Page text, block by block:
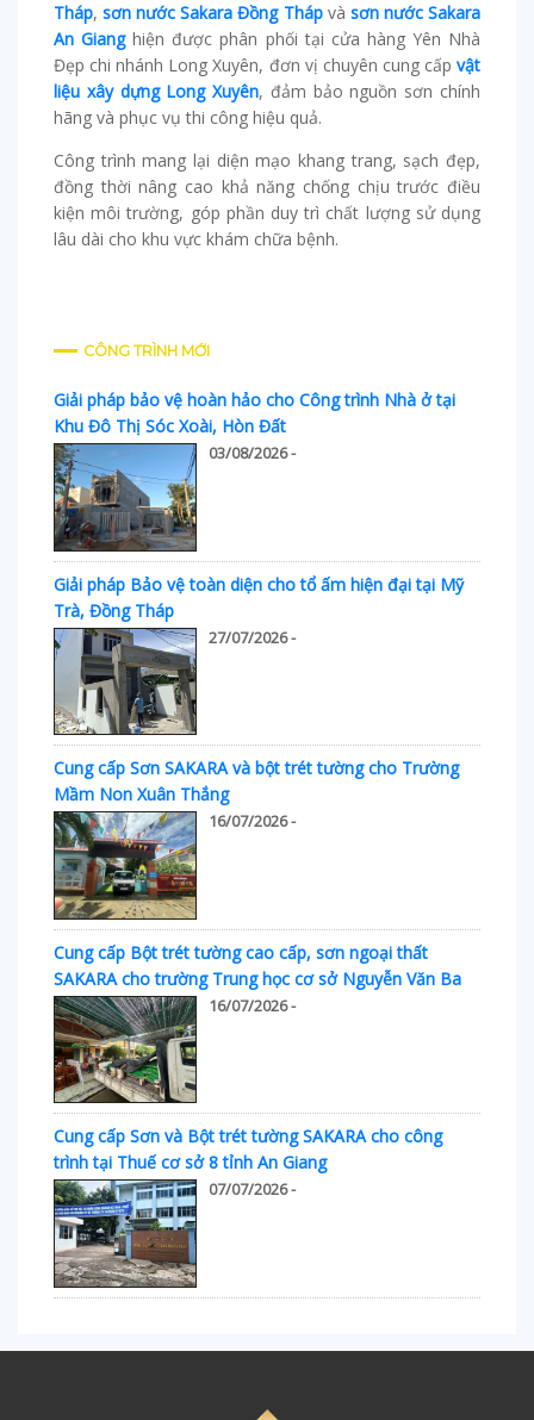
Tháp,sơn nước Sakara Đồng Thápvà sơn nước Sakara
An Gianghiện được phân phối tại cửa hàng Yên Nhà
Đẹp chi nhánh Long Xuyên, đơn vị chuyên cung cấp vật
liệu xây dựng Long Xuyên, đảm bảo nguồn sơn chính
hãng và phục vụ thi công hiệu quả.
Công trình mang lại diện mạo khang trang, sạch đẹp,
đồng thời nâng cao khả năng chống chịu trước điều
kiện môi trường, góp phần duy trì chất lượng sử dụng
lâu dài cho khu vực khám chữa bệnh.
CÔNG TRÌNH MỚI
Giải pháp bảo vệ hoàn hảo cho Công trình Nhà ở tại
Khu Đô Thị Sóc Xoài, Hòn Đất
03/08/2026 -
Giải pháp Bảo vệ toàn diện cho tổ ấm hiện đại tại Mỹ
Trà, Đồng Tháp
27/07/2026 -
Cung cấp Sơn SAKARA và bột trét tường cho Trường
Mầm Non Xuân Thắng
16/07/2026 -
Cung cấp Bột trét tường cao cấp, sơn ngoại thất
SAKARA cho trường Trung học cơ sở Nguyễn Văn Ba
16/07/2026 -
Cung cấp Sơn và Bột trét tường SAKARA cho công
trình tại Thuế cơ sở 8 tỉnh An Giang
07/07/2026 -